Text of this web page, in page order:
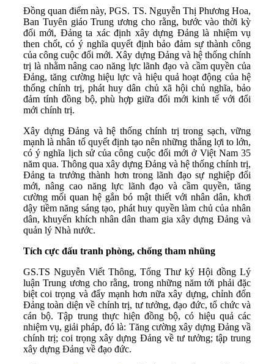
Đồng quan điểm này, PGS. TS. Nguyễn Thị Phương Hoa,
Ban Tuyên giáo Trung ương cho rằng, bước vào thời kỳ
đổi mới, Đảng ta xác định xây dựng Đảng là nhiệm vụ
then chốt, có ý nghĩa quyết định bảo đảm sự thành công
của công cuộc đổi mới. Xây dựng Đảng và hệ thống chính
trị là nhằm nâng cao năng lực lãnh đạo và cầm quyền của
Đảng, tăng cường hiệu lực và hiệu quả hoạt động của hệ
thống chính trị, phát huy dân chủ xã hội chủ nghĩa, bảo
đảm tính đồng bộ, phù hợp giữa đổi mới kinh tế với đổi
mới chính trị.
Xây dựng Đảng và hệ thống chính trị trong sạch, vững
mạnh là nhân tố quyết định tạo nên những thắng lợi to lớn,
có ý nghĩa lịch sử của công cuộc đổi mới ở Việt Nam 35
năm qua. Thông qua xây dựng Đảng và hệ thống chính trị,
Đảng ta trưởng thành hơn trong lãnh đạo sự nghiệp đổi
mới, nâng cao năng lực lãnh đạo và cầm quyền, tăng
cường mối quan hệ gắn bó mật thiết với nhân dân, khơi
dậy tiềm năng sáng tạo, phát huy quyền làm chủ của nhân
dân, khuyến khích nhân dân tham gia xây dựng Đảng và
quản lý Nhà nước.
Tích cực đấu tranh phòng, chống tham nhũng
GS.TS Nguyễn Viết Thông, Tổng Thư ký Hội đồng Lý
luận Trung ương cho rằng, trong những năm tới phải đặc
biệt coi trọng và đẩy mạnh hơn nữa xây dựng, chỉnh đốn
Đảng toàn diện về chính trị, tư tưởng, đạo đức, tổ chức và
cán bộ. Tập trung thực hiện đồng bộ, có hiệu quả các
nhiệm vụ, giải pháp, đó là: Tăng cường xây dựng Đảng vầ
chính trị; coi trọng xây dựng Đảng về tư tưởng; tập trung
xây dựng Đảng về đạo đức.